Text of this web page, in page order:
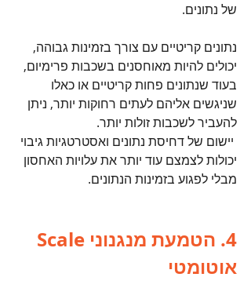
של נתונים.
נתונים קריטיים עם צורך בזמינות גבוהה,
יכולים להיות מאוחסנים בשכבות פרימיום,
בעוד שנתונים פחות קריטיים או כאלו
שניגשים אליהם לעתים רחוקות יותר, ניתן
להעביר לשכבות זולות יותר.
יישום של דחיסת נתונים ואסטרטגיות גיבוי
יכולות לצמצם עוד יותר את עלויות האחסון
מבלי לפגוע בזמינות הנתונים.
אוטומטי